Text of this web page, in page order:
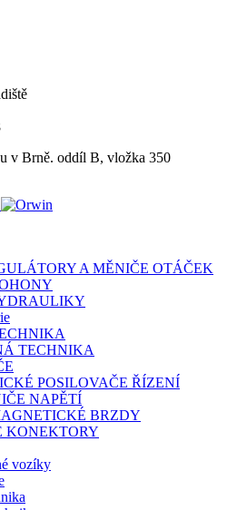
v Brně. oddíl B, vložka 350
A MĚNIČE OTÁČEK
TECHNIKA
POSILOVAČE ŘÍZENÍ
NAPĚTÍ
BRZDY
KONEKTORY
vozíky